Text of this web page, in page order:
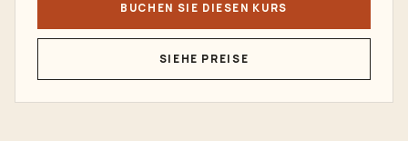
BUCHEN SIE DIESEN KURS
SIEHE PREISE